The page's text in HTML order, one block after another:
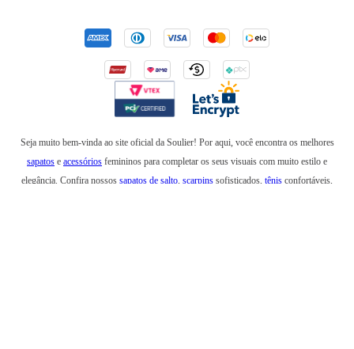
Seja muito bem-vinda ao site oficial da Soulier! Por aqui, você encontra os melhores
sapatos e acessórios femininos para completar os seus visuais com muito estilo e
elegância. Confira nossos sapatos de salto, scarpins sofisticados, tênis confortáveis,